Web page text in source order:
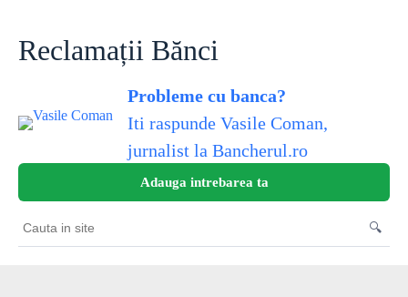
contentReclamații Bănci
Probleme cu banca?
Iti raspunde Vasile Coman,
jurnalist la Bancherul.ro
Adauga intrebarea ta
Cauta
in
🔍